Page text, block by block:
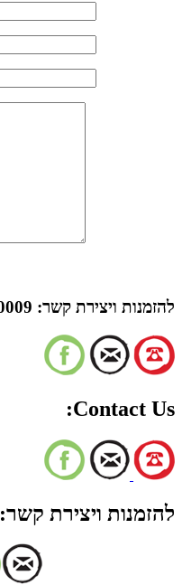
להזמנות ויצירת קשר:
Contact Us:
להזמנות ויצירת קשר: